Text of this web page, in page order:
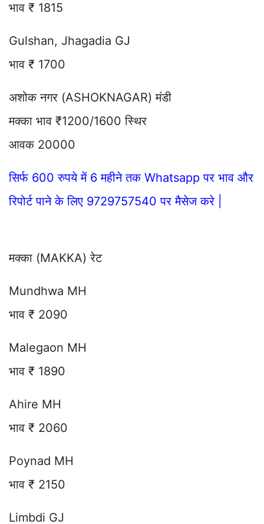
भाव ₹ 1815
Gulshan, Jhagadia GJ
भाव ₹ 1700
अशोक नगर (ASHOKNAGAR) मंडी
मक्का भाव ₹1200/1600 स्थिर
आवक 20000
सिर्फ 600 रुपये में 6 महीने तक Whatsapp पर भाव और
रिपोर्ट पाने के लिए 9729757540 पर मैसेज करे |
मक्का (MAKKA) रेट
Mundhwa MH
भाव ₹ 2090
Malegaon MH
भाव ₹ 1890
Ahire MH
भाव ₹ 2060
Poynad MH
भाव ₹ 2150
Limbdi GJ